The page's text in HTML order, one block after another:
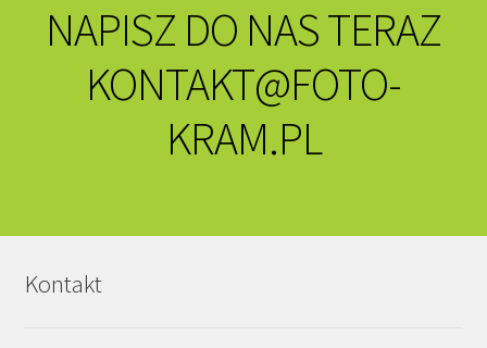
NAPISZ DO NAS TERAZ
KONTAKT@FOTO-
KRAM.PL
Kontakt